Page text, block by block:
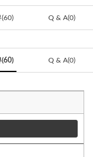
(60) Q & A(0)
(60) Q & A(0)